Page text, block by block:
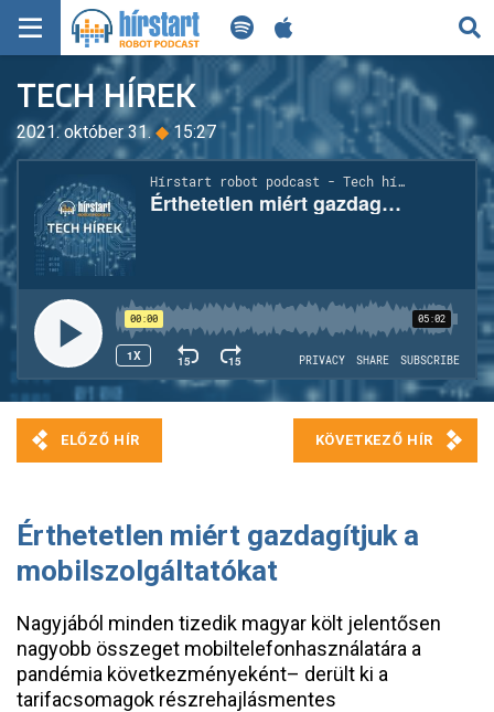
KERESÉS
KEZDŐLAP
FRISS HÍREK
TECH HÍREK
FILM-ZENE-SZÓRAKOZÁS
PLAYLIST
MI AZ A ROBOT PODCAST?
TECH HÍREK
2021. október 31. ◆15:27
Érthetetlen miért gazdagítjuk a
mobilszolgáltatókat
Nagyjából minden tizedik magyar költ jelentősen
nagyobb összeget mobiltelefonhasználatára a
pandémia következményeként– derült ki a
tarifacsomagok részrehajlásmentes